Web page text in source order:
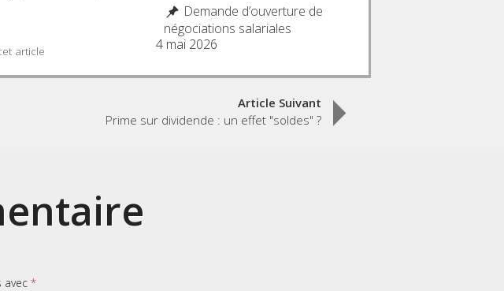
article
Demande d’ouverture de
négociations salariales
4 mai 2026
Article Suivant
Prime sur dividende : un effet "soldes" ?
avec *